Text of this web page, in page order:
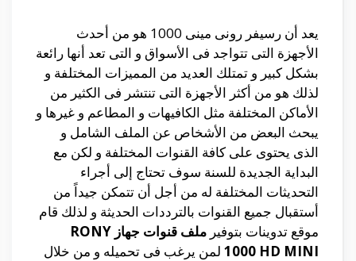
يعد أن رسيفر رونى مينى 1000 هو من أحدث
الأجهزة التى تتواجد فى الأسواق و التى تعد أنها رائعة
بشكل كبير و تمتلك العديد من المميزات المختلفة و
لذلك هو من أكثر الأجهزة التى تنتشر فى الكثير من
الأماكن المختلفة مثل الكافيهات و المطاعم و غيرها و
يبحث البعض من الأشخاص عن الملف الشامل و
الذى يحتوى على كافة القنوات المختلفة و لكن مع
البداية الجديدة للسنة سوف تحتاج إلى أجراء
التحديثات المختلفة له من أجل أن تتمكن جيداً من
أستقبال جميع القنوات بالترددات الحديثة و لذلك قام
موقع تدوينات بتوفير
ملف قنوات جهاز RONY
1000 HD MINI لمن يرغب فى تحميله و من خلال